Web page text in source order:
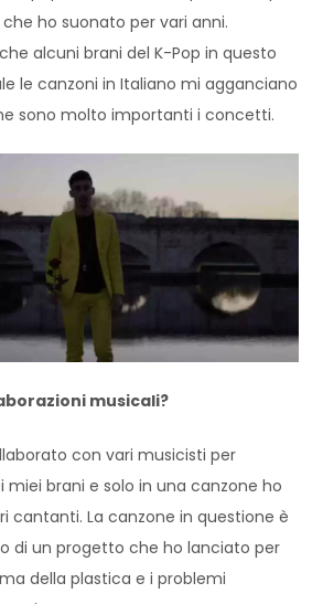
ho suonato per vari anni.
alcuni brani del K-Pop in questo
le canzoni in Italiano mi agganciano
sono molto importanti i concetti.
musicali?
con vari musicisti per
miei brani e solo in una canzone ho
cantanti. La canzone in questione è
di un progetto che ho lanciato per
della plastica e i problemi